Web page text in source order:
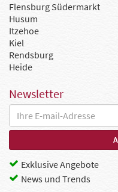
Flensburg Südermarkt
Husum
Itzehoe
Kiel
Rendsburg
Heide
Newsletter
Exklusive Angebote
News und Trends